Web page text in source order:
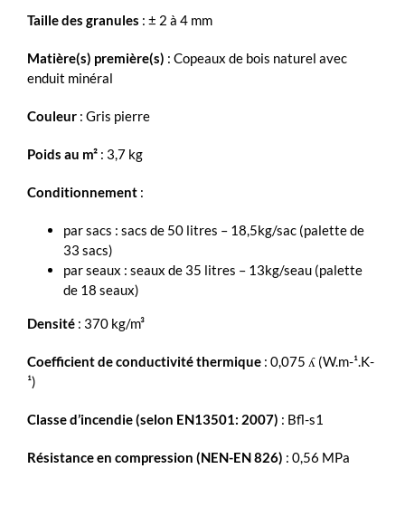
Taille des granules : ± 2 à 4 mm
Matière(s) première(s) : Copeaux de bois naturel avec
enduit minéral
Couleur : Gris pierre
Poids au m² : 3,7 kg
Conditionnement :
par sacs : sacs de 50 litres – 18,5kg/sac (palette de
33 sacs)
par seaux : seaux de 35 litres – 13kg/seau (palette
de 18 seaux)
Densité : 370 kg/m³
Coefficient de conductivité thermique : 0,075 ʎ (W.m-¹.K-
¹)
Classe d’incendie (selon EN13501: 2007) : Bfl-s1
Résistance en compression (NEN-EN 826) : 0,56 MPa